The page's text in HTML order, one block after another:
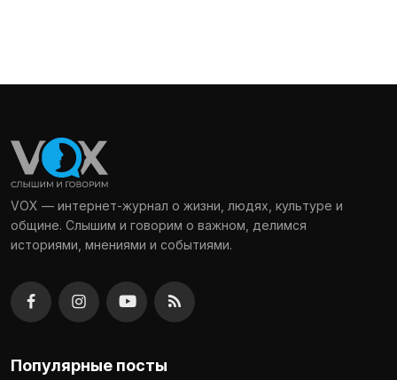
VOX — интернет-журнал о жизни, людях, культуре и
общине. Слышим и говорим о важном, делимся
историями, мнениями и событиями.
Популярные посты